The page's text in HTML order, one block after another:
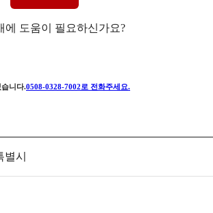
에 도움이 필요하신가요?
습니다.0508-0328-7002 로 전화주세요.
별시